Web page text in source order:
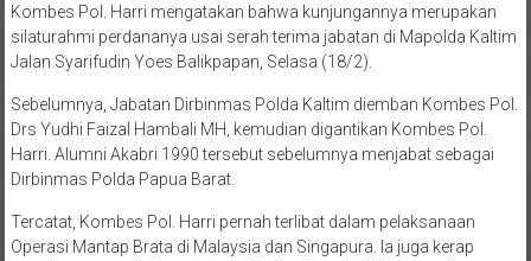
Kombes Pol. Harri mengatakan bahwa kunjungannya merupakan
silaturahmi perdananya usai serah terima jabatan di Mapolda Kaltim
Jalan Syarifudin Yoes Balikpapan, Selasa (18/2).
Sebelumnya, Jabatan Dirbinmas Polda Kaltim diemban Kombes Pol.
Drs Yudhi Faizal Hambali MH, kemudian digantikan Kombes Pol.
Harri. Alumni Akabri 1990 tersebut sebelumnya menjabat sebagai
Dirbinmas Polda Papua Barat.
Tercatat, Kombes Pol. Harri pernah terlibat dalam pelaksanaan
Operasi Mantap Brata di Malaysia dan Singapura. Ia juga kerap